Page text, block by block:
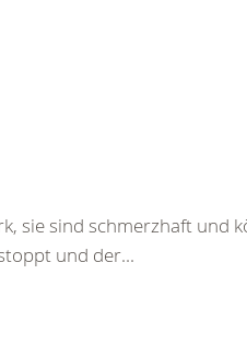
sie sind schmerzhaft und
und der...